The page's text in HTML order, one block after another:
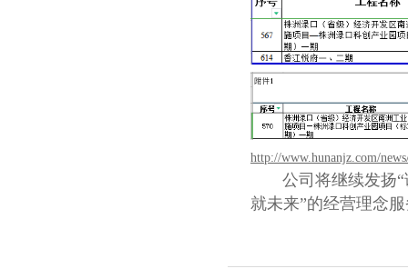
http://www.hunanjz.com/
公司将继续发扬“
就未来”的经营理念